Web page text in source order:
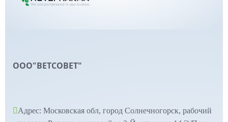
ООО"ВЕТСОВЕТ"
Адрес: Московская обл, город Солнечногорск, рабочий